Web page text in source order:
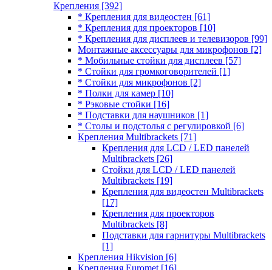
Крепления [392]
* Крепления для видеостен [61]
* Крепления для проекторов [10]
* Крепления для дисплеев и телевизоров [99]
Монтажные аксессуары для микрофонов [2]
* Мобильные стойки для дисплеев [57]
* Стойки для громкоговорителей [1]
* Стойки для микрофонов [2]
* Полки для камер [10]
* Рэковые стойки [16]
* Подставки для наушников [1]
* Столы и подстолья с регулировкой [6]
Крепления Multibrackets [71]
Крепления для LCD / LED панелей
Multibrackets [26]
Стойки для LCD / LED панелей
Multibrackets [19]
Крепления для видеостен Multibrackets
[17]
Крепления для проекторов
Multibrackets [8]
Подставки для гарнитуры Multibrackets
[1]
Крепления Hikvision [6]
Крепления Euromet [16]